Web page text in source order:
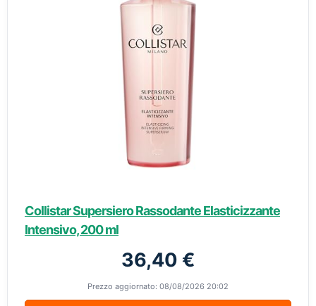
Collistar Supersiero Rassodante Elasticizzante
Intensivo, 200 ml
36,40 €
Prezzo aggiornato: 08/08/2026 20:02